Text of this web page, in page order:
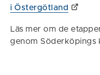
i Östergötland
Läs mer om de
genom Söderköpings